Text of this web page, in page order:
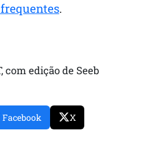
.
com edição de Seeb
Facebook X